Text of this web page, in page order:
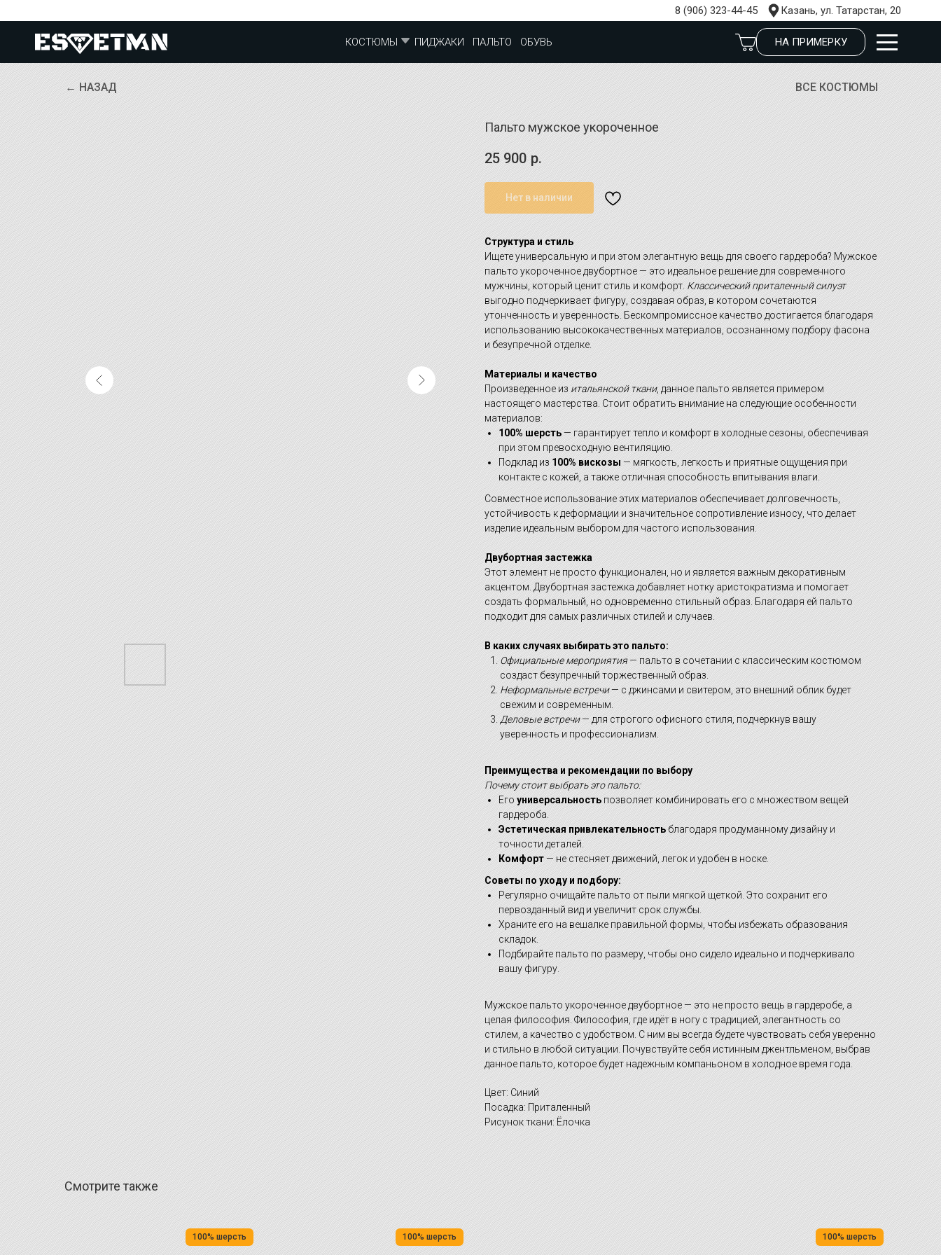
8 (906) 323-44-45 Казань, ул. Татарстан, 20
НА ПРИМЕРКУ
КОСТЮМЫ ПИДЖАКИ ПАЛЬТО ОБУВЬ
ВСЕ КОСТЮМЫ
← НАЗАД
Пальто мужское укороченное
25 900 р.
Нет в наличии
Структура и стиль
Ищете универсальную и при этом элегантную вещь для своего гардероба? Мужское
пальто укороченное двубортное — это идеальное решение для современного
мужчины, который ценит стиль и комфорт. Классический приталенный силуэт
выгодно подчеркивает фигуру, создавая образ, в котором сочетаются
утонченность и уверенность. Бескомпромиссное качество достигается благодаря
использованию высококачественных материалов, осознанному подбору фасона
и безупречной отделке.
Материалы и качество
Произведенное из итальянской ткани, данное пальто является примером
настоящего мастерства. Стоит обратить внимание на следующие особенности
материалов:
100% шерсть— гарантирует тепло и комфорт в холодные сезоны, обеспечивая
при этом превосходную вентиляцию.
Подклад из 100% вискозы — мягкость, легкость и приятные ощущения при
контакте с кожей, а также отличная способность впитывания влаги.
Совместное использование этих материалов обеспечивает долговечность,
устойчивость к деформации и значительное сопротивление износу, что делает
изделие идеальным выбором для частого использования.
Двубортная застежка
Этот элемент не просто функционален, но и является важным декоративным
акцентом. Двубортная застежка добавляет нотку аристократизма и помогает
создать формальный, но одновременно стильный образ. Благодаря ей пальто
подходит для самых различных стилей и случаев.
В каких случаях выбирать это пальто:
Официальные мероприятия— пальто в сочетании с классическим костюмом
создаст безупречный торжественный образ.
Неформальные встречи— с джинсами и свитером, это внешний облик будет
свежим и современным.
Деловые встречи— для строгого офисного стиля, подчеркнув вашу
уверенность и профессионализм.
Преимущества и рекомендации по выбору
Почему стоит выбрать это пальто:
Его универсальностьпозволяет комбинировать его с множеством вещей
гардероба.
Эстетическая привлекательность благодаря продуманному дизайну и
точности деталей.
Комфорт— не стесняет движений, легок и удобен в носке.
Советы по уходу и подбору:
Регулярно очищайте пальто от пыли мягкой щеткой. Это сохранит его
первозданный вид и увеличит срок службы.
Храните его на вешалке правильной формы, чтобы избежать образования
складок.
Подбирайте пальто по размеру, чтобы оно сидело идеально и подчеркивало
вашу фигуру.
Мужское пальто укороченное двубортное — это не просто вещь в гардеробе, а
целая философия. Философия, где идёт в ногу с традицией, элегантность со
стилем, а качество с удобством. С ним вы всегда будете чувствовать себя уверенно
и стильно в любой ситуации. Почувствуйте себя истинным джентльменом, выбрав
данное пальто, которое будет надежным компаньоном в холодное время года.
Цвет: Синий
Посадка: Приталенный
Рисунок ткани: Ёлочка
Смотрите также
100% шерсть 100% шерсть 100% шерсть